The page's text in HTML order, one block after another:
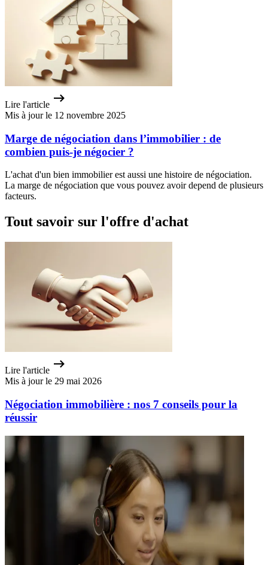
Lire l'article
Mis à jour le 12 novembre 2025
Marge de négociation dans l’immobilier : de
combien puis-je négocier ?
L'achat d'un bien immobilier est aussi une histoire de négociation.
La marge de négociation que vous pouvez avoir depend de plusieurs
facteurs.
Tout savoir sur l'offre d'achat
Lire l'article
Mis à jour le 29 mai 2026
Négociation immobilière : nos 7 conseils pour la
réussir